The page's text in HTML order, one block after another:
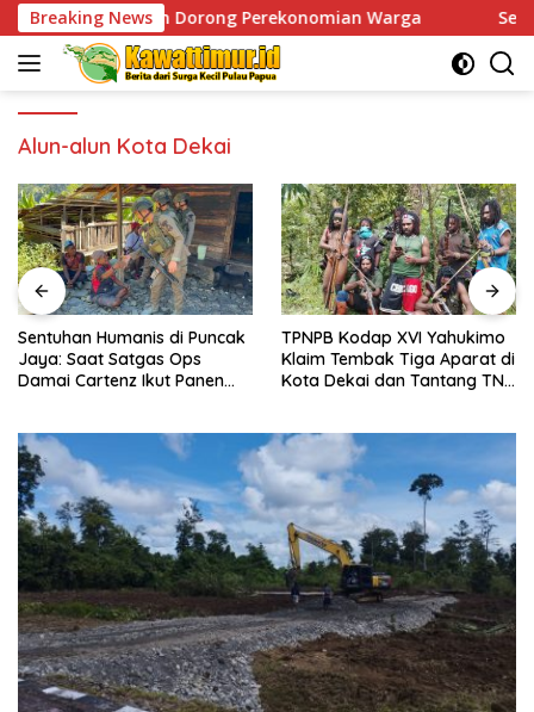
Skip
to
content
Breaking News
dan Dorong Perekonomian Warga Sentuhan
Alun-alun Kota Dekai
Sentuhan Humanis di Puncak
Jaya: Saat Satgas Ops
Damai Cartenz Ikut Panen
TPNPB Kodap XVI Yahukimo
Klaim Tembak Tiga Aparat di
Kota Dekai dan Tantang TNI-